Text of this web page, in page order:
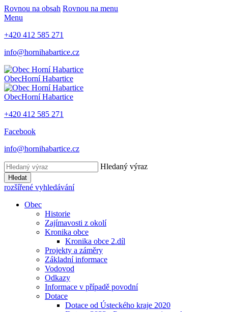
Rovnou na obsah Rovnou na menu
Menu
+420 412 585 271
info@hornihabartice.cz
ObecHorní Habartice
ObecHorní Habartice
+420 412 585 271
Facebook
info@hornihabartice.cz
Hledaný výraz
Hledat
rozšířené vyhledávání
Obec
Historie
Zajímavosti z okolí
Kronika obce
Kronika obce 2.díl
Projekty a záměry
Základní informace
Vodovod
Odkazy
Informace v případě povodní
Dotace
Dotace od Ústeckého kraje 2020